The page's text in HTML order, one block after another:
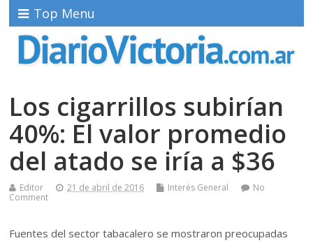
Top Menu
Los cigarrillos subirían
40%: El valor promedio
del atado se iría a $36
Editor 21 de abril de 2016 Interés General
No
Comment
Fuentes del sector tabacalero se mostraron preocupadas